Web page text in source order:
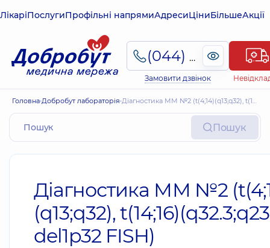
ЛікаріПослугиПрофільні напрямиАдресиЦіниБільшеАкції
(044) 495-2-888
Замовити дзвінок
Головна Добробут лабораторія Діагностика ММ №2 (t(4;14)(q13;q32), t(14;16)(q32.3;q23), del1p32 FISH)
Пошук
Діагностика ММ №2
(q13;q32),
del1p32 FISH)